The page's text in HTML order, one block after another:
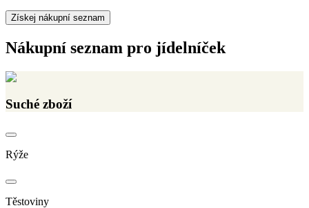
Získej nákupní seznam
Nákupní seznam pro jídelníček
Suché zboží
Rýže
Těstoviny